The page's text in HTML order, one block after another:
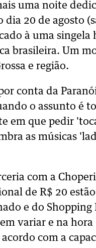
uma noite
20 de agosto
à uma singela
brasileira. Um
e região.
conta da
o assunto é
em que pedir
as músicas
com a
de R$ 20
e do Shopping
variar e na
com a